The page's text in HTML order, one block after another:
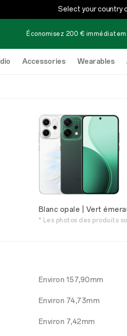
Select your country
Économisez 200 €
Accessories Wearables
Blanc opale | Vert
* Les photos des produits
Environ 157,90mm
Environ 74,73mm
Environ 7,42mm